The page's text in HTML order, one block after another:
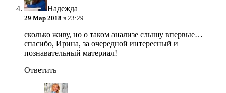
Надежда
29 Мар 2018 в 23:29
сколько живу, но о таком анализе слышу впервые…
спасибо, Ирина, за очередной интересный и
познавательный материал!
Ответить